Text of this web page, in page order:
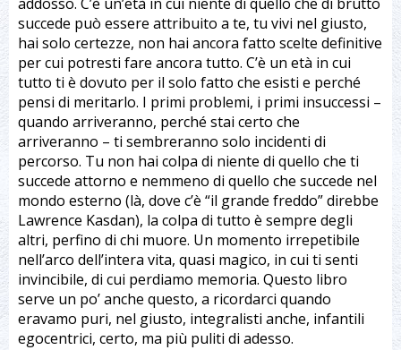
succede può essere attribuito a te, tu vivi nel giusto,
hai solo certezze, non hai ancora fatto scelte definitive
per cui potresti fare ancora tutto. C’è un età in cui
tutto ti è dovuto per il solo fatto che esisti e perché
pensi di meritarlo. I primi problemi, i primi insuccessi –
quando arriveranno, perché stai certo che
arriveranno – ti sembreranno solo incidenti di
percorso. Tu non hai colpa di niente di quello che ti
succede attorno e nemmeno di quello che succede nel
mondo esterno (là, dove c’è “il grande freddo” direbbe
Lawrence Kasdan), la colpa di tutto è sempre degli
altri, perfino di chi muore. Un momento irrepetibile
nell’arco dell’intera vita, quasi magico, in cui ti senti
invincibile, di cui perdiamo memoria. Questo libro
serve un po’ anche questo, a ricordarci quando
eravamo puri, nel giusto, integralisti anche, infantili
egocentrici, certo, ma più puliti di adesso.